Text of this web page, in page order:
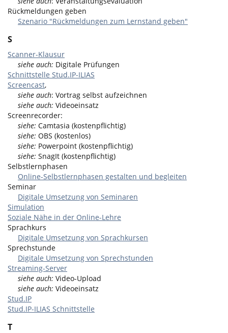
Rückmeldungen geben
Szenario "Rückmeldungen zum Lernstand geben"
S
Scanner-Klausur
siehe auch: Digitale Prüfungen
Schnittstelle Stud.IP-ILIAS
Screencast,
siehe auch: Vortrag selbst aufzeichnen
siehe auch: Videoeinsatz
Screenrecorder:
siehe: Camtasia (kostenpflichtig)
siehe: OBS (kostenlos)
siehe: Powerpoint (kostenpflichtig)
siehe: SnagIt (kostenpflichtig)
Selbstlernphasen
Online-Selbstlernphasen gestalten und begleiten
Seminar
Digitale Umsetzung von Seminaren
Simulation
Soziale Nähe in der Online-Lehre
Sprachkurs
Digitale Umsetzung von Sprachkursen
Sprechstunde
Digitale Umsetzung von Sprechstunden
Streaming-Server
siehe auch: Video-Upload
siehe auch: Videoeinsatz
Stud.IP
Stud.IP-ILIAS Schnittstelle
T